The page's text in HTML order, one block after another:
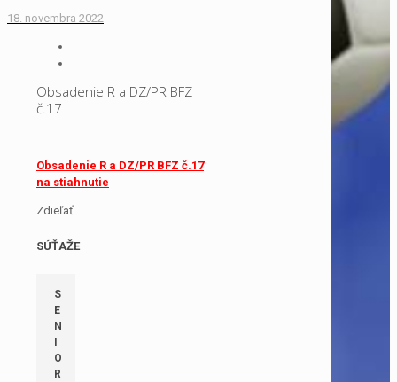
18. novembra 2022
Obsadenie R a DZ/PR BFZ
č.17
Obsadenie R a DZ/PR BFZ č.17
na stiahnutie
Zdieľať
SÚŤAŽE
S
E
N
O
R